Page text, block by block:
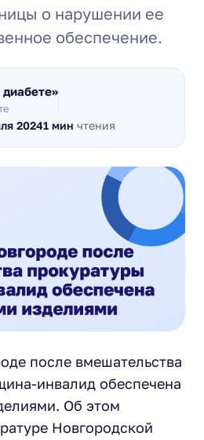
о нарушении ее
обеспечение.
20241 мин чтения
после вмешательства
инвалид обеспечена
Об этом
Новгородской